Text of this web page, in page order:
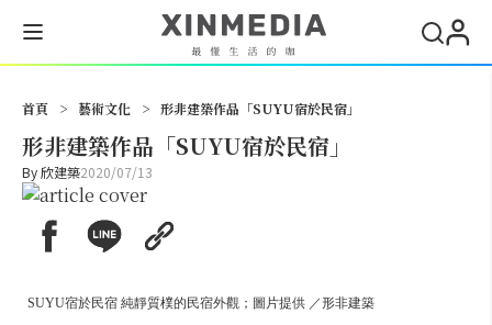
首頁 > 藝術文化 > 形非建築作品「SUYU宿於民宿」
形非建築作品「SUYU宿於民宿」
By欣建築2020/07/13
SUYU宿於民宿 純靜質樸的民宿外觀；圖片提供 ／形非建築